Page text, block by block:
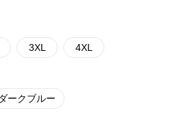
3XL 4XL
ダークブルー